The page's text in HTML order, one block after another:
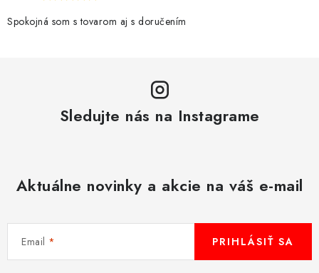
PAMÄŤOVÉ KARTY A DISKY
PRÍSLUŠENSTVO K NOTEBOOKOM A PC
OSTATNÉ PRÍSLUŠENSTVO
Spokojná som s tovarom aj s doručením
Sledujte nás na Instagrame
Aktuálne novinky a akcie na váš e-mail
Email PRIHLÁSIŤ SA